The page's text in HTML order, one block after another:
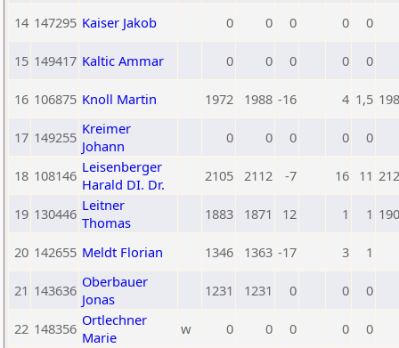
14 147295 Kaiser Jakob 0 0 0 0 0
15 149417 Kaltic Ammar 0 0 0 0 0
16 106875 Knoll Martin 1972 1988 -16 4 1,5
17 149255 Kreimer
Johann
0 0 0 0 0
18 108146 Leisenberger
Harald DI. Dr.
2105 2112 -7 16 11
19 130446 Leitner
Thomas
1883 1871 12 1 1
20 142655 Meldt Florian 1346 1363 -17 3 1
21 143636 Oberbauer
Jonas
1231 1231 0 0 0
22 148356 Ortlechner
Marie
w 0 0 0 0 0